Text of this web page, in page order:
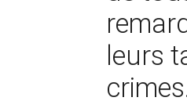
leurs